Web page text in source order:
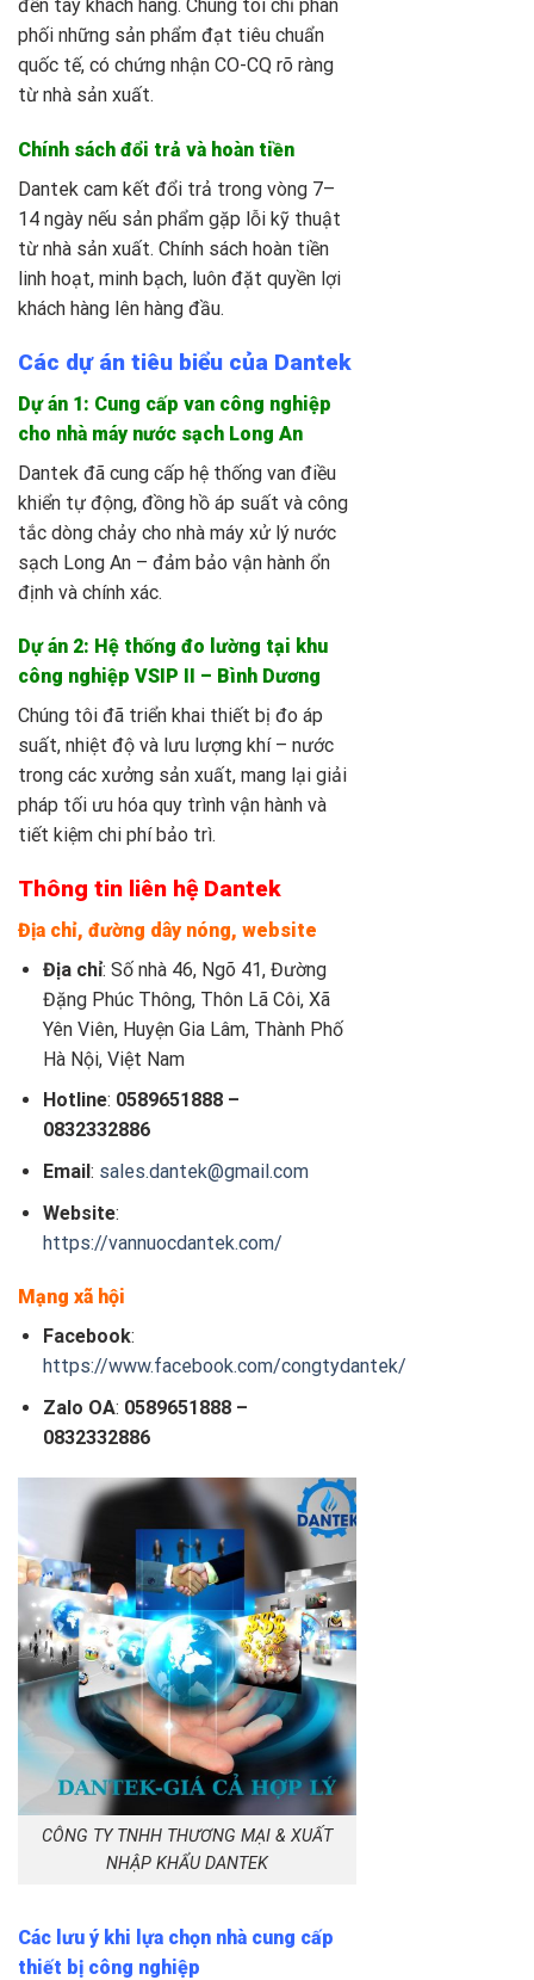
đến tay khách hàng. Chúng tôi chỉ phân
phối những sản phẩm đạt tiêu chuẩn
quốc tế, có chứng nhận CO-CQ rõ ràng
từ nhà sản xuất.
Chính sách đổi trả và hoàn tiền
Dantek cam kết đổi trả trong vòng 7–
14 ngày nếu sản phẩm gặp lỗi kỹ thuật
từ nhà sản xuất. Chính sách hoàn tiền
linh hoạt, minh bạch, luôn đặt quyền lợi
khách hàng lên hàng đầu.
Các dự án tiêu biểu của Dantek
Dự án 1: Cung cấp van công nghiệp
cho nhà máy nước sạch Long An
Dantek đã cung cấp hệ thống van điều
khiển tự động, đồng hồ áp suất và công
tắc dòng chảy cho nhà máy xử lý nước
sạch Long An – đảm bảo vận hành ổn
định và chính xác.
Dự án 2: Hệ thống đo lường tại khu
công nghiệp VSIP II – Bình Dương
Chúng tôi đã triển khai thiết bị đo áp
suất, nhiệt độ và lưu lượng khí – nước
trong các xưởng sản xuất, mang lại giải
pháp tối ưu hóa quy trình vận hành và
tiết kiệm chi phí bảo trì.
Thông tin liên hệ Dantek
Địa chỉ, đường dây nóng, website
Địa chỉ: Số nhà 46, Ngõ 41, Đường
Đặng Phúc Thông, Thôn Lã Côi, Xã
Yên Viên, Huyện Gia Lâm, Thành Phố
Hà Nội, Việt Nam
Hotline: 0589651888 –
0832332886
Email: sales.dantek@gmail.com
Website:
https://vannuocdantek.com/
Mạng xã hội
Facebook:
https://www.facebook.com/congtydantek/
Zalo OA: 0589651888 –
0832332886
CÔNG TY TNHH THƯƠNG MẠI & XUẤT
NHẬP KHẨU DANTEK
Các lưu ý khi lựa chọn nhà cung cấp
thiết bị công nghiệp